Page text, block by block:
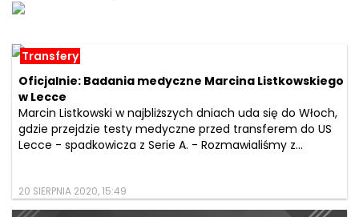
Transfery
Oficjalnie: Badania medyczne Marcina Listkowskiego
w Lecce
Marcin Listkowski w najbliższych dniach uda się do Włoch,
gdzie przejdzie testy medyczne przed transferem do US
Lecce - spadkowicza z Serie A. - Rozmawialiśmy z...
20 SIERPNIA 2020, 15:49